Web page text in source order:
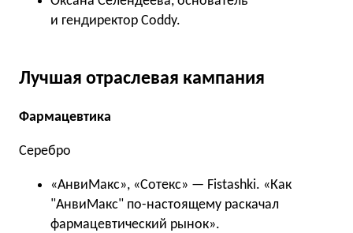
и гендиректор Coddy.
Лучшая отраслевая кампания
Фармацевтика
Серебро
«АнвиМакс», «Сотекс» — Fistashki. «Как
"АнвиМакс" по-настоящему раскачал
фармацевтический рынок».